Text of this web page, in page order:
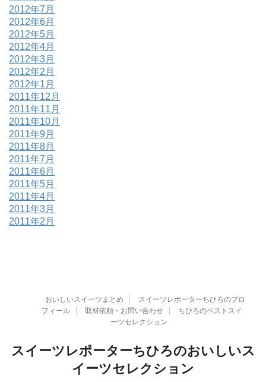
2012年7月
2012年6月
2012年5月
2012年4月
2012年3月
2012年2月
2012年1月
2011年12月
2011年11月
2011年10月
2011年9月
2011年8月
2011年7月
2011年6月
2011年5月
2011年4月
2011年3月
2011年2月
おいしいスイーツまとめ
スイーツレポーターちひろのプロ
フィール
取材依頼・お問い合わせ
ちひろのベストスイ
ーツセレクション
スイーツレポーターちひろのおいしいス
イーツセレクション